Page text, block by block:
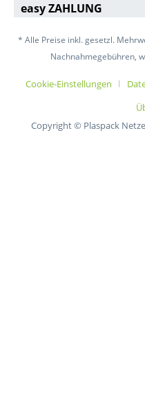
easy ZAHLUNG
* Alle Preise inkl. gesetzl.
Nachnahmegebühren,
Cookie-Einstellungen
Copyright © Plaspack